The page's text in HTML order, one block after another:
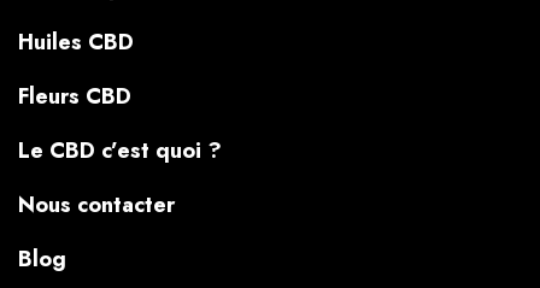
Huiles CBD
Fleurs CBD
Le CBD c’est quoi ?
Nous contacter
Blog